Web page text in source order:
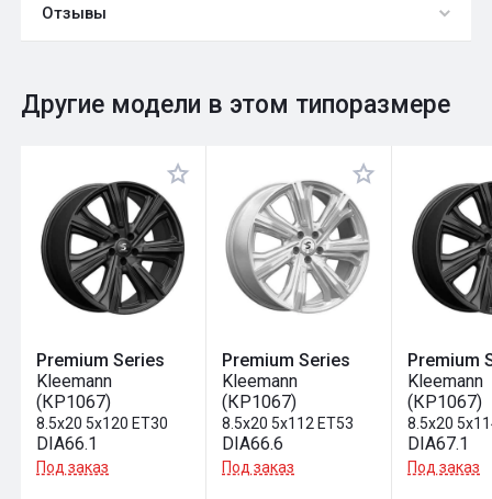
Отзывы
Оставить отзыв
Общий рейтинг 0
Другие модели в этом типоразмере
Premium Series
Kleemann
(КР1067)
8.5x20 5x120 ET30
DIA66.1
Под заказ
Premium Series
Kleemann
(КР1067)
8.5x20 5x112 ET53
DIA66.6
Под заказ
Premium
Kleemann
(КР1067)
8.5x20
DIA67.1
Под заказ